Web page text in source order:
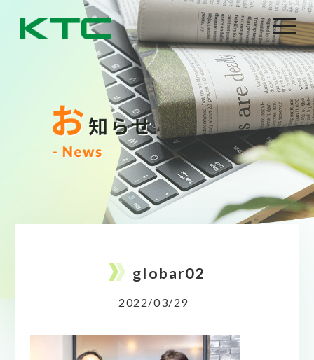
globar02
2022/03/29